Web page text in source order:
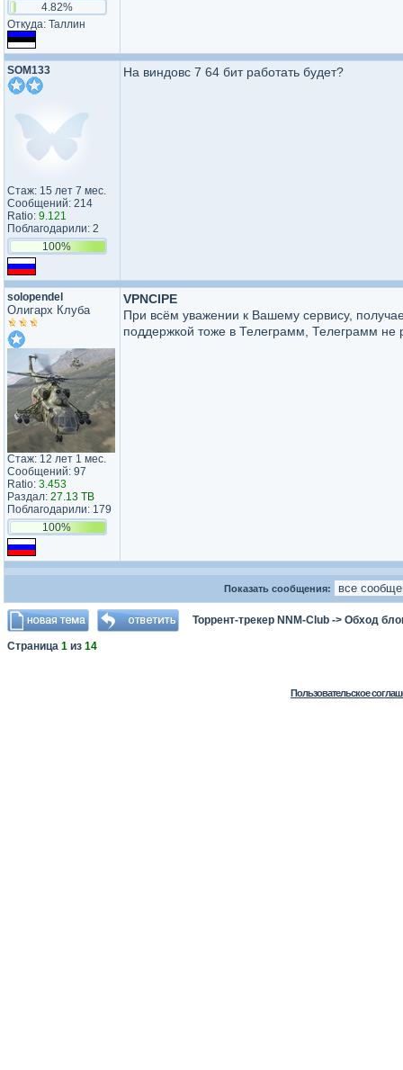
4.82%
Откуда: Таллин
SOM133
Стаж: 15 лет 7 мес.
Сообщений: 214
Ratio: 9.121
Поблагодарили: 2
100%
На виндовс 7 64 бит работать будет?
solopendel
Олигарх Клуба
Стаж: 12 лет 1 мес.
Сообщений: 97
Ratio: 3.453
Раздал: 27.13 TB
Поблагодарили: 179
100%
VPNCIPE
При всём уважении к Вашему сервису,
поддержкой тоже в Телеграмм, Телеграмм не
Показать сообщения:
Торрент-трекер NNM-Club -> Обход
Страница 1 из 14
Пользовательское